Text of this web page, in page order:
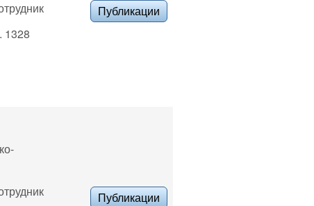
1328
Публикации
Публикации